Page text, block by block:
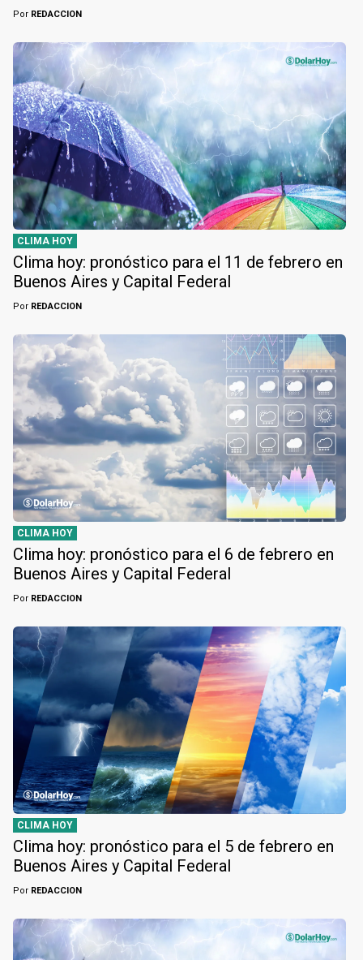
Por REDACCION
CLIMA HOY
Clima hoy: pronóstico para el 11 de febrero en
Buenos Aires y Capital Federal
Por REDACCION
CLIMA HOY
Clima hoy: pronóstico para el 6 de febrero en
Buenos Aires y Capital Federal
Por REDACCION
CLIMA HOY
Clima hoy: pronóstico para el 5 de febrero en
Buenos Aires y Capital Federal
Por REDACCION